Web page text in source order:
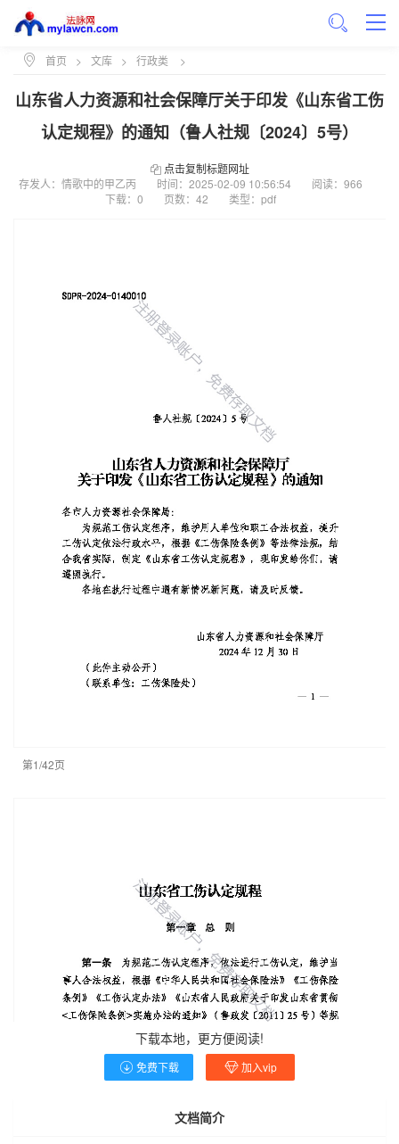
首页 > 文库 > 行政类 >
山东省人力资源和社会保障厅关于印发《山东省工伤
认定规程》的通知（鲁人社规〔2024〕5号）
点击复制标题网址
存发人：情歌中的甲乙丙
时间： 2025-02-09 10:56:54
阅读：966
下载：0
页数：42 类型：pdf
第1/42页
下载本地，更方便阅读!
免费下载 加入vip
文档简介